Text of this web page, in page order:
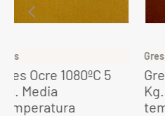
Gres Rojo 1080ºC 5
Kg. Media
temperatura